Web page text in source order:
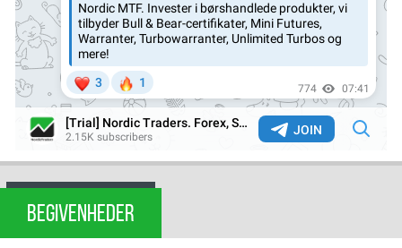
BEGIVENHEDER